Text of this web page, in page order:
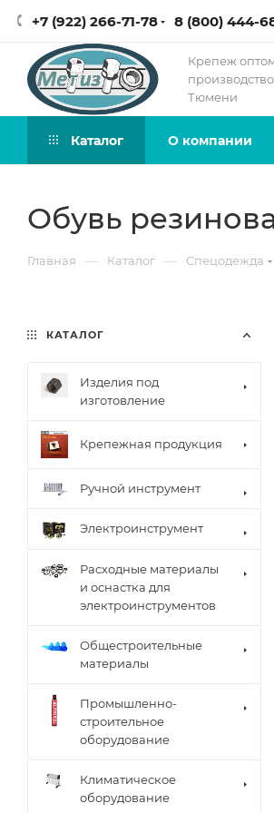
+7 (922) 266-71-78 8 (800) 444-
Крепеж
Тюмени
Каталог О компании
Обувь
Главная — Каталог — Спецодежда
КАТАЛОГ
Изделия под
изготовление
Крепежная продукция
Ручной инструмент
Электроинструмент
Расходные материалы
и оснастка для
электроинструментов
Общестроительные
материалы
Промышленно-
строительное
оборудование
Климатическое
оборудование